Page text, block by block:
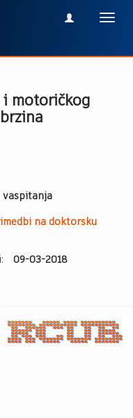
motoričkog
vaspitanja
na doktorsku
09-03-2018